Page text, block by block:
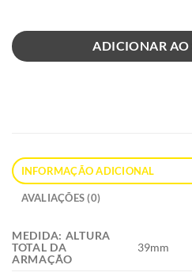
ADICIONAR AO
INFORMAÇÃO ADICIONAL
AVALIAÇÕES (0)
MEDIDA: ALTURA
TOTAL DA
ARMAÇÃO
39mm